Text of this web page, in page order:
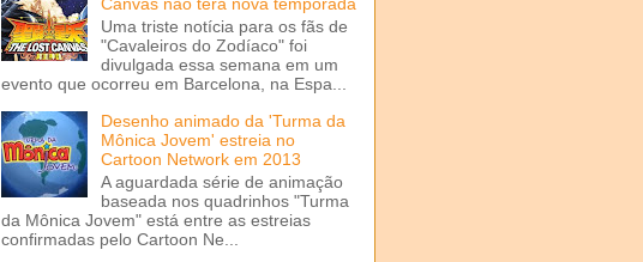
Uma triste notícia para os fãs de
"Cavaleiros do Zodíaco" foi
divulgada essa semana em um
evento que ocorreu em Barcelona, na Espa...
Desenho animado da 'Turma da
Mônica Jovem' estreia no
Cartoon Network em 2013
A aguardada série de animação
baseada nos quadrinhos "Turma
da Mônica Jovem" está entre as estreias
confirmadas pelo Cartoon Ne...